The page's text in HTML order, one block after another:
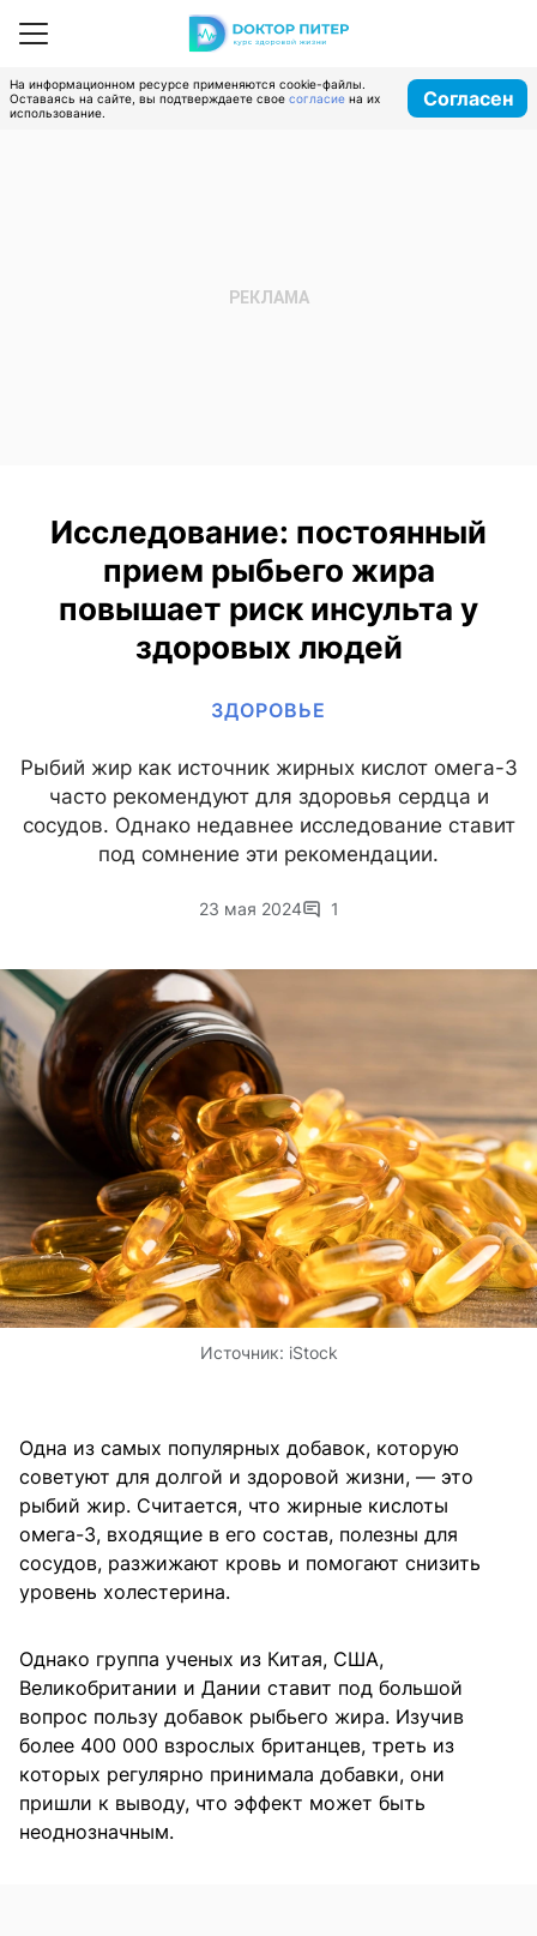
На информационном ресурсе применяются cookie-файлы.
Оставаясь на сайте, вы подтверждаете свое согласие на их
использование.
Согласен
Исследование: постоянный
прием рыбьего жира
повышает риск инсульта у
здоровых людей
ЗДОРОВЬЕ
Рыбий жир как источник жирных кислот омега-3
часто рекомендуют для здоровья сердца и
сосудов. Однако недавнее исследование ставит
под сомнение эти рекомендации.
23 мая 2024 1
Источник: iStock
Одна из самых популярных добавок, которую
советуют для долгой и здоровой жизни, — это
рыбий жир. Считается, что жирные кислоты
омега-3, входящие в его состав, полезны для
сосудов, разжижают кровь и помогают снизить
уровень холестерина.
Однако группа ученых из Китая, США,
Великобритании и Дании ставит под большой
вопрос пользу добавок рыбьего жира. Изучив
более 400 000 взрослых британцев, треть из
которых регулярно принимала добавки, они
пришли к выводу, что эффект может быть
неоднозначным.